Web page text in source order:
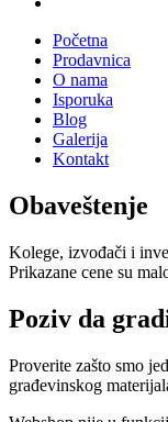
Početna
Prodavnica
O nama
Isporuka
Blog
Galerija
Kontakt
Obaveštenje
Kolege, izvođači i
Prikazane cene su
Poziv da
Proverite zašto smo
građevinskog